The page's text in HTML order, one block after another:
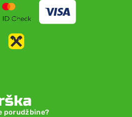
porudžbine?